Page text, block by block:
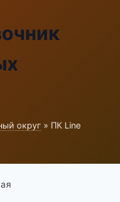
округ » ПК Line